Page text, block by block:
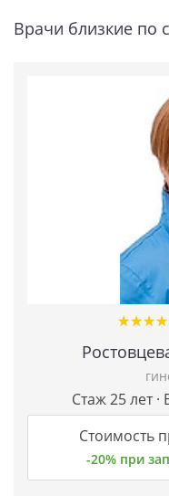
Врачи близкие по
★★★★
★★★★
Стаж 25 лет
Стоимость
-20% при